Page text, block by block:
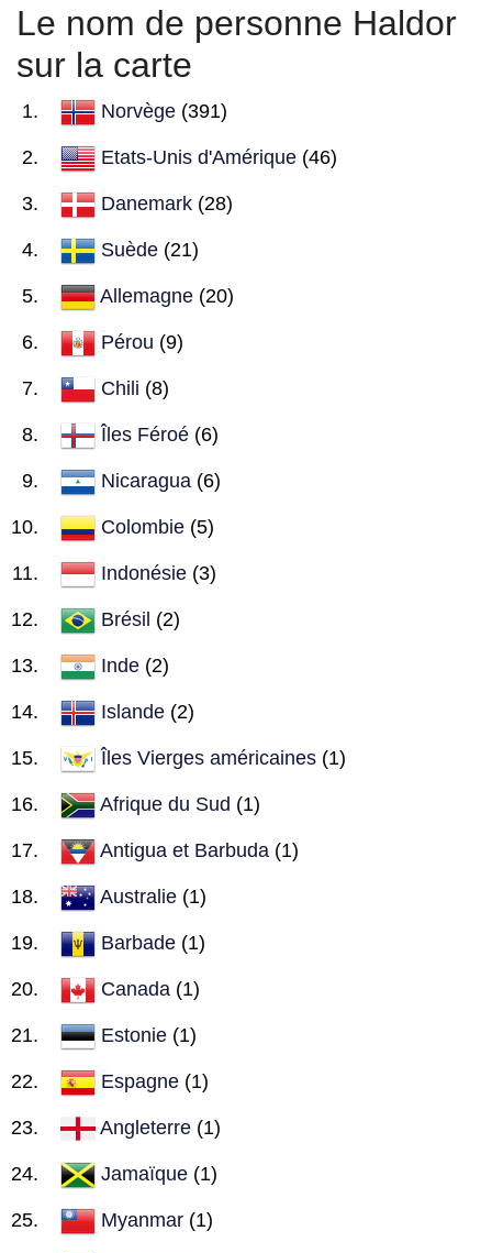
Le nom de personne Haldor
sur la carte
Norvège (391)
Etats-Unis d'Amérique (46)
Danemark (28)
Suède (21)
Allemagne (20)
Pérou (9)
Chili (8)
Îles Féroé (6)
Nicaragua (6)
Colombie (5)
Indonésie (3)
Brésil (2)
Inde (2)
Islande (2)
Îles Vierges américaines (1)
Afrique du Sud (1)
Antigua et Barbuda (1)
Australie (1)
Barbade (1)
Canada (1)
Estonie (1)
Espagne (1)
Angleterre (1)
Jamaïque (1)
Myanmar (1)